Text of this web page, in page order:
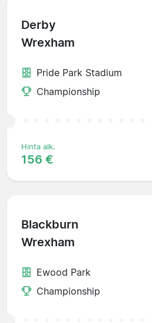
Derby
Wrexham
Pride Park Stadium
Championship
Hinta alk.
156 €
Blackburn
Wrexham
Ewood Park
Championship